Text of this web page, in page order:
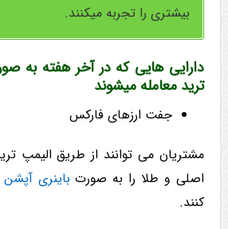
بیشتری را تجربه میکنند.
ترید معامله میشوند
جفت ارزهای فارکس
مشتریان می توانند از طریق الیمپ
اصلی و طلا را به صورت باینری آپشن
کنند.